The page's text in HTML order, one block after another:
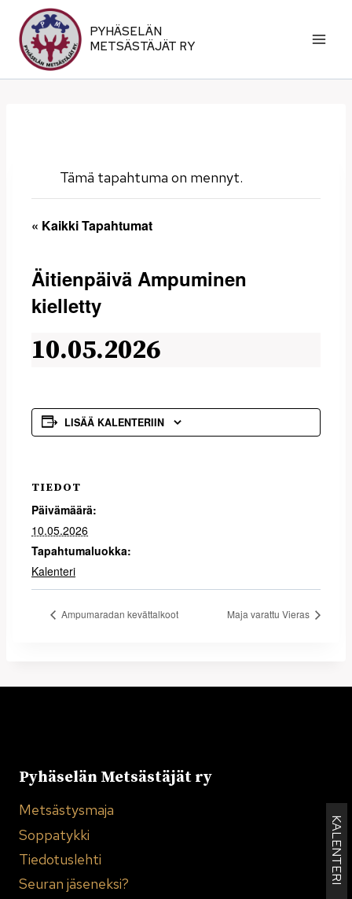
KALENTERI
sisältöön
PYHÄSELÄN
METSÄSTÄJÄT RY
Tämä tapahtuma on mennyt.
« Kaikki Tapahtumat
Äitienpäivä Ampuminen
kielletty
10.05.2026
LISÄÄ KALENTERIIN
TIEDOT
Päivämäärä:
10.05.2026
Tapahtumaluokka:
Kalenteri
Ampumaradan kevättalkoot Maja varattu Vieras
Pyhäselän Metsästäjät ry
Metsästysmaja
Soppatykki
Tiedotuslehti
Seuran jäseneksi?